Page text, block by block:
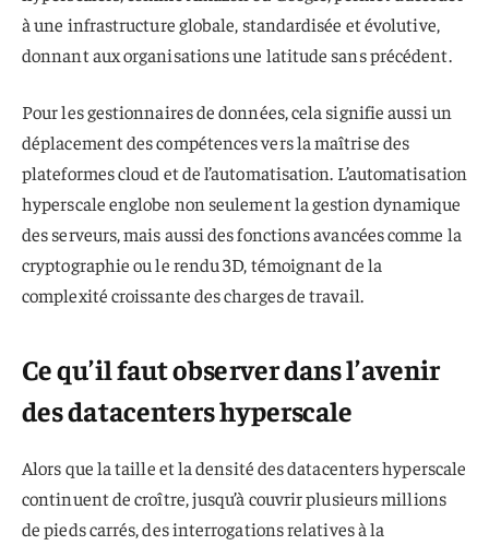
à une infrastructure globale, standardisée et évolutive,
donnant aux organisations une latitude sans précédent.
Pour les gestionnaires de données, cela signifie aussi un
déplacement des compétences vers la maîtrise des
plateformes cloud et de l’automatisation. L’automatisation
hyperscale englobe non seulement la gestion dynamique
des serveurs, mais aussi des fonctions avancées comme la
cryptographie ou le rendu 3D, témoignant de la
complexité croissante des charges de travail.
Ce qu’il faut observer dans l’avenir
des datacenters hyperscale
Alors que la taille et la densité des datacenters hyperscale
continuent de croître, jusqu’à couvrir plusieurs millions
de pieds carrés, des interrogations relatives à la